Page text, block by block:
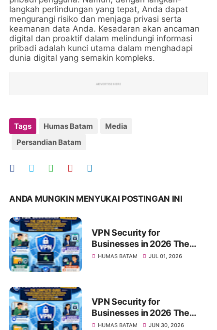
langkah perlindungan yang tepat, Anda dapat
mengurangi risiko dan menjaga privasi serta
keamanan data Anda. Kesadaran akan ancaman
digital dan proaktif dalam melindungi informasi
pribadi adalah kunci utama dalam menghadapi
dunia digital yang semakin kompleks.
Tags Humas Batam
Media
Persandian Batam
ANDA MUNGKIN MENYUKAI POSTINGAN INI
VPN Security for
Businesses in 2026 The
Complete Guide to Secure
Privacy, Sensitive Data
Protection, and Building a
Future-Ready VPN Strategy
HUMAS BATAM JUL 01, 2026
VPN Security for
Businesses in 2026 The
Complete Guide to Secure
HUMAS BATAM JUN 30, 2026